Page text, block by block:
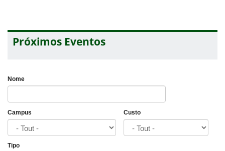
Próximos Eventos
Nome
Campus Custo
Tipo